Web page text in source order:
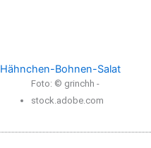
Hähnchen-Bohnen-Salat
Foto: © grinchh -
stock.adobe.com